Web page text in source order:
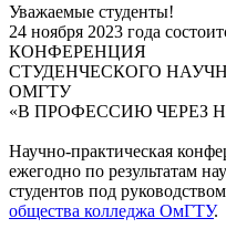
Уважаемые студенты!
24 ноября 2023 года
КОНФЕРЕНЦИЯ
СТУДЕНЧЕСКОГО
ОМГТУ
«В ПРОФЕССИЮ ЧЕРЕЗ
Научно-практическая
ежегодно по результатам
студентов под руководством
общества колледжа ОмГТУ.